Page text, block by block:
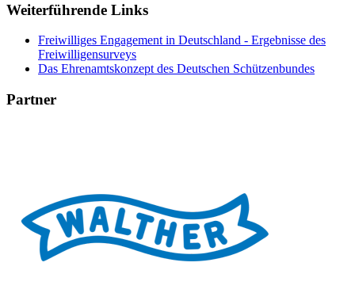
Weiterführende Links
Freiwilliges Engagement in Deutschland - Ergebnisse des
Freiwilligensurveys
Das Ehrenamtskonzept des Deutschen Schützenbundes
Partner